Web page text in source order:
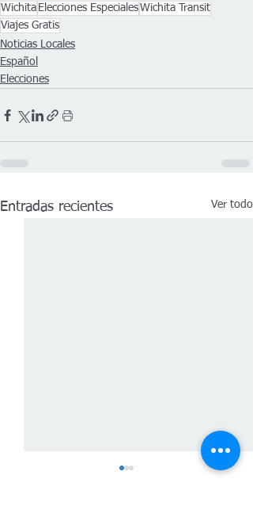
Wichita Elecciones EspecialesWichita Transit
Viajes Gratis
Noticias Locales
Español
Elecciones
Entradas recientes Ver todo